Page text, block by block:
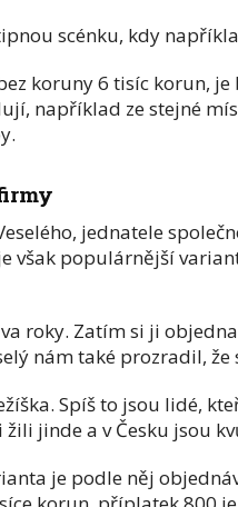
scénku, kdy
koruny 6 tisíc korun,
například ze stejné
jednatele
však populárnější
roky. Zatím si ji
nám také prozradil,
Spíš to jsou lidé,
jinde a v Česku jsou
je podle něj